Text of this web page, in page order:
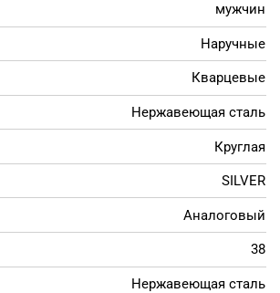
мужчин
Наручные
Кварцевые
Нержавеющая сталь
Круглая
SILVER
Аналоговый
38
Нержавеющая сталь